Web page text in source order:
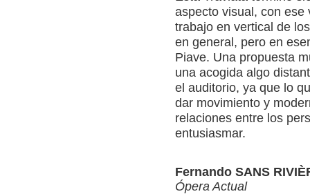
aspecto visual, con ese
trabajo en vertical de
en general, pero en
Piave. Una propuesta
una acogida algo
el auditorio, ya que lo
dar movimiento y
relaciones entre los
entusiasmar.
Fernando SANS
Ópera Actual